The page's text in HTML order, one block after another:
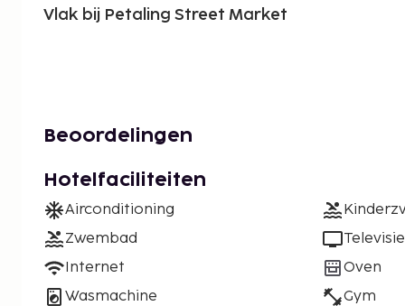
Vlak bij Petaling Street Market
Beoordelingen
Hotelfaciliteiten
Airconditioning
Zwembad
Internet
Wasmachine
Televisie
Oven
Gym